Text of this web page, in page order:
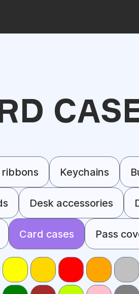
ribbons Keychains
Desk accessories
Card cases Pass